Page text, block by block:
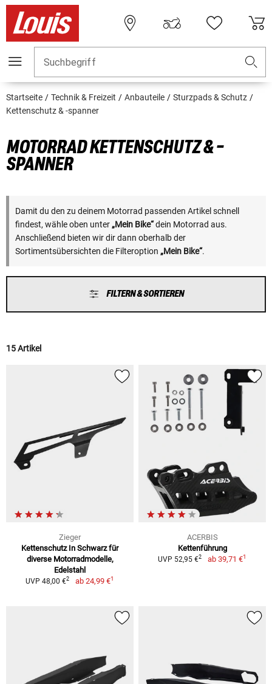
Suchbegriff
Startseite Technik & Freizeit Anbauteile
Sturzpads & Schutz
Kettenschutz & -spanner
MOTORRAD KETTENSCHUTZ & -
SPANNER
Damit du den zu deinem Motorrad passenden Artikel schnell
findest, wähle oben unter„Mein Bike“dein Motorrad aus.
Anschließend bieten wir dir dann oberhalb der
Sortimentsübersichten die Filteroption „Mein Bike“.
FILTERN & SORTIEREN
15 Artikel
Zieger
Kettenschutz In Schwarz für
diverse Motorradmodelle,
Edelstahl
UVP 48,00 €2 ab 24,99 €1
ACERBIS
Kettenführung
UVP 52,95 €2 ab 39,71 €1